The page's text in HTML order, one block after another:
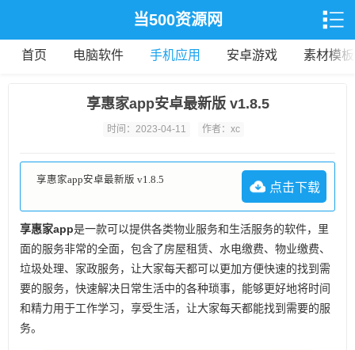
当500资源网
首页 电脑软件 手机应用 安卓游戏 素材模板
享惠家app安卓最新版 v1.8.5
时间：2023-04-11 作者：xc
享惠家app安卓最新版 v1.8.5
点击下载
享惠家app是一款可以提供各类物业服务和生活服务的软件，里
面的服务非常的全面，包含了房屋租赁、水电缴费、物业缴费、
垃圾处理、家政服务，让大家每天都可以更加方便快速的找到需
要的服务，快速解决日常生活中的各种琐事，能够更好地将时间
和精力用于工作学习，享受生活，让大家每天都能找到需要的服
务。